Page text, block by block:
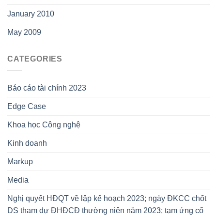
January 2010
May 2009
CATEGORIES
Báo cáo tài chính 2023
Edge Case
Khoa học Công nghệ
Kinh doanh
Markup
Media
Nghị quyết HĐQT về lập kế hoạch 2023; ngày ĐKCC chốt
DS tham dự ĐHĐCĐ thường niên năm 2023; tạm ứng cổ